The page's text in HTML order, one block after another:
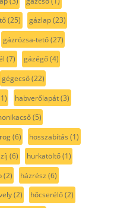
(25) gázlap(23)
gázrózsa-tető(27)
(7) gázégő(4)
gégecső(22)
habverőlapát(3)
(5)
(6) hosszabítás (1)
(6) hurkatöltő(1)
(2) házrész (6)
(2) hőcserélő(2)